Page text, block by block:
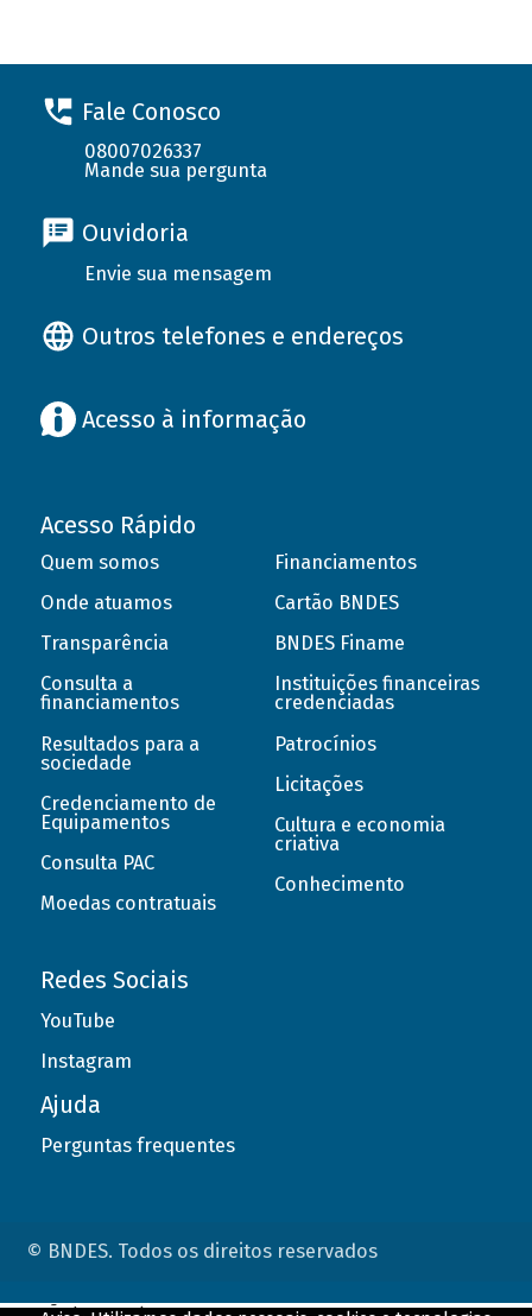
Fale Conosco
08007026337
Mande sua pergunta
Ouvidoria
Envie sua mensagem
Outros telefones e endereços
Acesso à informação
Acesso Rápido
Quem somos
Onde atuamos
Transparência
Consulta a
financiamentos
Resultados para a
sociedade
Credenciamento de
Equipamentos
Consulta PAC
Moedas contratuais
Financiamentos
Cartão BNDES
BNDES Finame
Instituições financeiras
credenciadas
Patrocínios
Licitações
Cultura e economia
criativa
Conhecimento
Redes Sociais
YouTube
Instagram
Ajuda
Perguntas frequentes
© BNDES. Todos os direitos reservados